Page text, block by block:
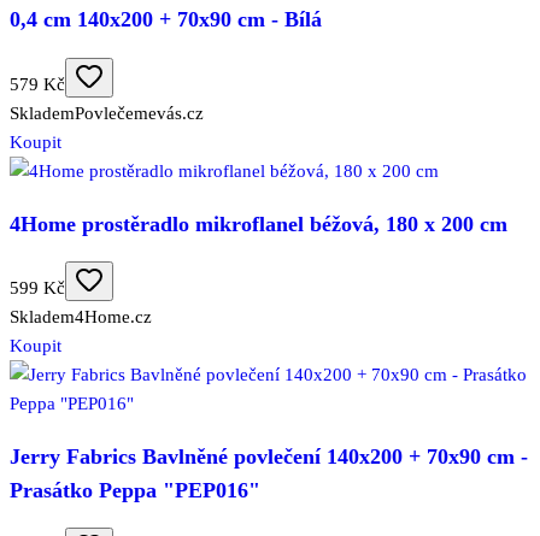
0,4 cm 140x200 + 70x90 cm - Bílá
579 Kč
SklademPovlečemevás.cz
Koupit
4Home prostěradlo mikroflanel béžová, 180 x 200 cm
599 Kč
Skladem4Home.cz
Koupit
Jerry Fabrics Bavlněné povlečení 140x200 + 70x90 cm -
Prasátko Peppa "PEP016"